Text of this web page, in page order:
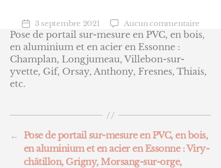
Date
de
l’article
3 septembre 2021 Aucun commentairesur
Pose
sur-
en
et
Pose de portail sur-mesure en PVC, en bois,
en aluminium et en acier en Essonne :
Champlan, Longjumeau, Villebon-sur-
yvette, Gif, Orsay, Anthony, Fresnes, Thiais,
etc.
←
Pose de portail sur-mesure en PVC, en bois,
en aluminium et en acier en Essonne : Viry-
châtillon, Grigny, Morsang-sur-orge,